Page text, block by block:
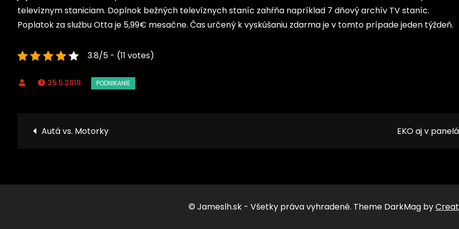
televíznym staniciam. Doplnok bežných televíznych staníc zahŕňa napríklad 7 dňový archív TV staníc.
Poplatok za službu Otta je 5,99€ mesačne. Čas určený k vyskúšaniu zdarma je v tomto prípade jeden týždeň.
3.8/5 - (11 votes)
25.5.2019
Navigace
příspěvek
Autá vs. Motorky EKO aj v
© Jameslh.sk - Všetky práva vyhradené. Theme DarkMag by